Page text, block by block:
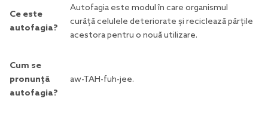
Ce este
autofagia?
Autofagia este modul în care organismul
curăță celulele deteriorate și reciclează părțile
acestora pentru o nouă utilizare.
Cum se
pronunță
autofagia?
aw-TAH-fuh-jee.